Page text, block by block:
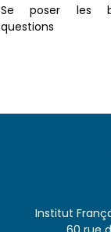
Se poser les
questions
Institut